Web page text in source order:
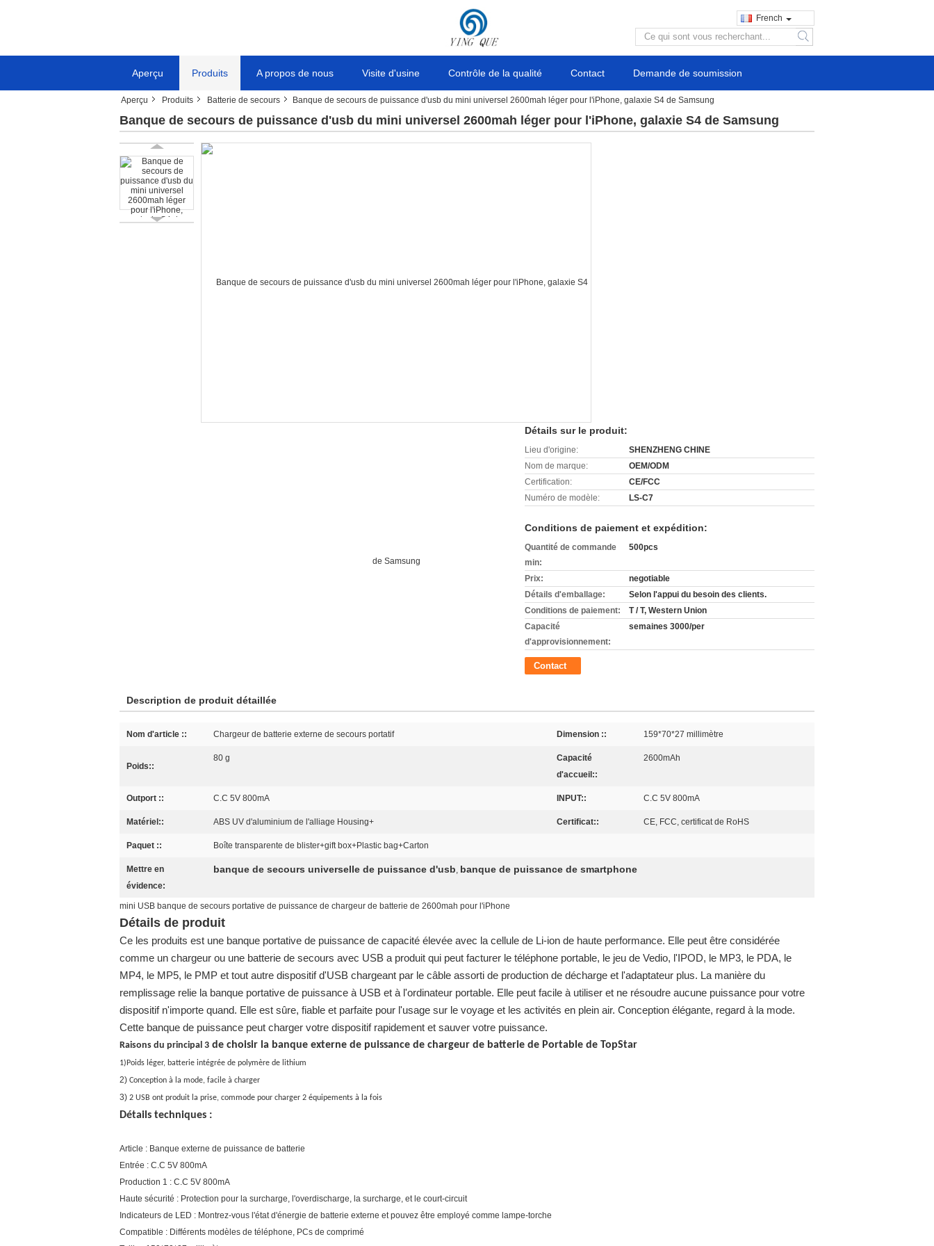
French
search
Aperçu Produits A propos de nous Visite d'usine Contrôle de la qualité Contact Demande de soumission
Aperçu Produits Batterie de secours Banque de secours de puissance d'usb du mini universel 2600mah léger pour l'iPhone, galaxie S4 de Samsung
Banque de secours de puissance d'usb du mini universel 2600mah léger pour l'iPhone, galaxie S4 de Samsung
Détails sur le produit:
Lieu d'origine:
SHENZHENG CHINE
Nom de marque:
OEM/ODM
Certification:
CE/FCC
Numéro de modèle:
LS-C7
Conditions de paiement et expédition:
Quantité de commande
min:
500pcs
Prix:
negotiable
Détails d'emballage:
Selon l'appui du besoin des clients.
Conditions de paiement:
T / T, Western Union
Capacité
d'approvisionnement:
semaines 3000/per
Contact
Description de produit détaillée
Nom d'article :: Chargeur de batterie externe de secours portatif Dimension :: 159*70*27 millimètre
Poids::
80 g
Capacité
d'accueil::
2600mAh
Outport :: C.C 5V 800mA INPUT:: C.C 5V 800mA
Matériel:: ABS UV d'aluminium de l'alliage Housing+ Certificat:: CE, FCC, certificat de RoHS
Paquet :: Boîte transparente de blister+gift box+Plastic bag+Carton
Mettre en
évidence:
banque de secours universelle de puissance d'usb, banque de puissance de smartphone
mini USB banque de secours portative de puissance de chargeur de batterie de 2600mah pour l'iPhone
Détails de produit
Ce les produits est une banque portative de puissance de capacité élevée avec la cellule de Li-ion de haute performance. Elle peut être considérée
comme un chargeur ou une batterie de secours avec USB a produit qui peut facturer le téléphone portable, le jeu de Vedio, l'IPOD, le MP3, le PDA, le
MP4, le MP5, le PMP et tout autre dispositif d'USB chargeant par le câble assorti de production de décharge et l'adaptateur plus. La manière du
remplissage relie la banque portative de puissance à USB et à l'ordinateur portable. Elle peut facile à utiliser et ne résoudre aucune puissance pour votre
dispositif n'importe quand. Elle est sûre, fiable et parfaite pour l'usage sur le voyage et les activités en plein air. Conception élégante, regard à la mode.
Cette banque de puissance peut charger votre dispositif rapidement et sauver votre puissance.
Raisons du principal 3 de choisir la banque externe de puissance de chargeur de batterie de Portable de TopStar
1)Poids léger, batterie intégrée de polymère de lithium
2) Conception à la mode, facile à charger
3) 2 USB ont produit la prise, commode pour charger 2 équipements à la fois
Détails techniques :
Article : Banque externe de puissance de batterie
Entrée : C.C 5V 800mA
Production 1 : C.C 5V 800mA
Haute sécurité : Protection pour la surcharge, l'overdischarge, la surcharge, et le court-circuit
Indicateurs de LED : Montrez-vous l'état d'énergie de batterie externe et pouvez être employé comme lampe-torche
Compatible : Différents modèles de téléphone, PCs de comprimé